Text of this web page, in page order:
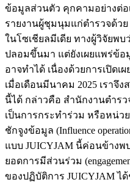
ข้อมูลส่วนตัว คุกคามอย่างต่อ
รายงานผู้ชุมนุมแก่ตำรวจด้ว
ในโซเชียลมีเดีย ทางผู้วิจัยพ
ปลอมขึ้นมา แต่ยังเผยแพร่ข้อ
อาจทำได้ เนื่องด้วยการเปิดเ
เมื่อเดือนมีนาคม 2025 เราจึ
นี้ได้ กล่าวคือ สำนักงานตำร
เป็นการกระทำร่วม หรือหน่ว
ชักจูงข้อมูล (Influence
แบบ JUICYJAM นี้ค่อนข้าง
ยอดการมีส่วนร่วม
ของปฏิบัติการ JUICYJAM ไ